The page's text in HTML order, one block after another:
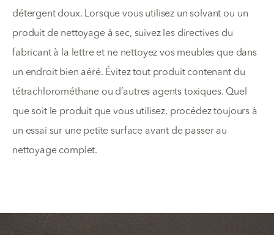
détergent doux. Lorsque vous utilisez un solvant ou un
produit de nettoyage à sec, suivez les directives du
fabricant à la lettre et ne nettoyez vos meubles que dans
un endroit bien aéré. Évitez tout produit contenant du
tétrachlorométhane ou d’autres agents toxiques. Quel
que soit le produit que vous utilisez, procédez toujours à
un essai sur une petite surface avant de passer au
nettoyage complet.